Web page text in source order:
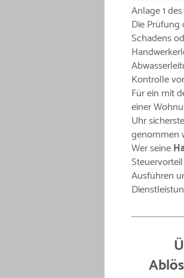
Anlage 1
Die
Schadens
Kontrolle
Für ein mit
einer
Uhr
genommen
Wer seine
Ausführen